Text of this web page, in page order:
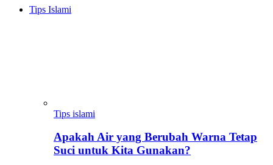
Tips Islami
Tips islami
Apakah Air yang Berubah Warna Tetap
Suci untuk Kita Gunakan?